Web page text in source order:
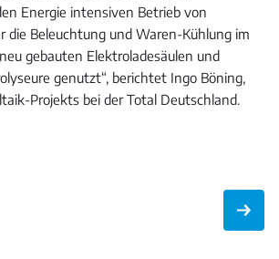
Energie intensiven Betrieb von
die Beleuchtung und Waren-Kühlung im
gebauten Elektroladesäulen und
genutzt“, berichtet Ingo Böning,
Projekts bei der Total Deutschland.